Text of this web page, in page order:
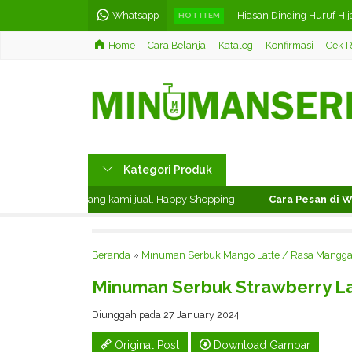
Whatsapp HOT ITEM Hiasan Dinding Huruf
Minuman Serbuk Melon
Papan Jalan Clipboard
Minuman Serbuk
Home Cara Belanja Katalog Konfirmasi Cek
Kategori Produk
produk yang kami jual, Happy Shopping! Cara Pesan di
Beranda » Minuman Serbuk Mango Latte / Rasa
Minuman Serbuk Strawberry
Diunggah pada 27 January 2024
Original Post Download Gambar